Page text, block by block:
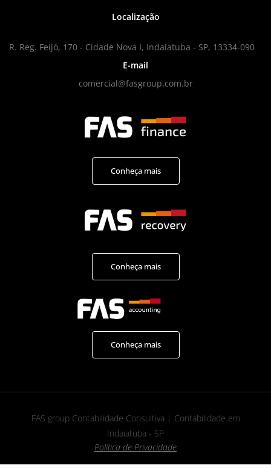
Localização
R. Reg. Feijó, 170 - Cidade Nova I, Indaiatuba - SP, 13334-090
E-mail
comercial@fasgroup.com.br
Conheça mais
Conheça mais
Conheça mais
FAS group Contabilidade Consultiva | Contabilidade em
Indaiatuba - SP
Política de Privacidade